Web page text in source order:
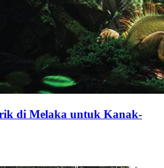
di Melaka untuk Kanak-